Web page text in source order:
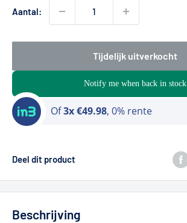
Aantal:
Tijdelijk uitverkocht
Notify me when back in stock
Of3x €49.98, 0% rente
Deel dit product
Beschrijving